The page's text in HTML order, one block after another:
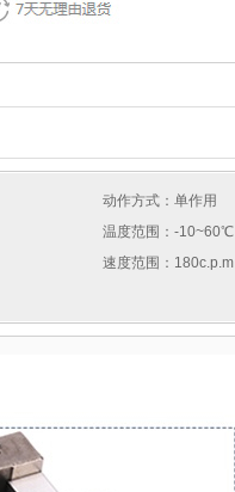
动作方式：单作用
温度范围：-10~60℃
速度范围：180c.p.m